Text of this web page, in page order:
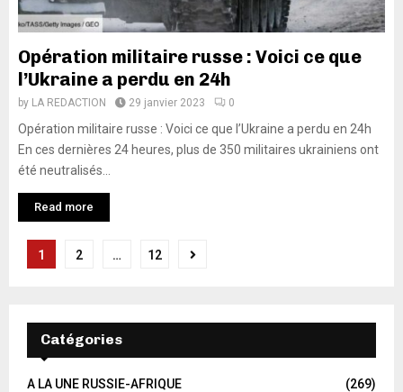
Opération militaire russe : Voici ce que
l’Ukraine a perdu en 24h
by LA REDACTION 29 janvier 2023 0
Opération militaire russe : Voici ce que l’Ukraine a perdu en 24h
En ces dernières 24 heures, plus de 350 militaires ukrainiens ont
été neutralisés...
Read more
1 2 … 12
Catégories
A LA UNE RUSSIE-AFRIQUE
(269)